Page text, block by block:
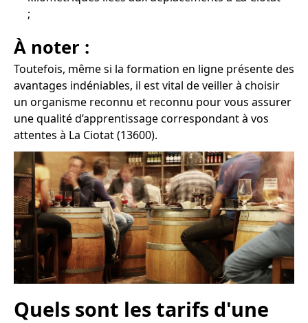
;
À noter :
Toutefois, même si la formation en ligne présente des
avantages indéniables, il est vital de veiller à choisir
un organisme reconnu et reconnu pour vous assurer
une qualité d’apprentissage correspondant à vos
attentes à La Ciotat (13600).
Quels sont les tarifs d'une